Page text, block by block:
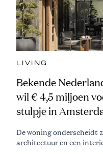
LIVING
Bekende
wil € 4,5 miljoen
stulpje in
De woning onderscheidt
architectuur en een